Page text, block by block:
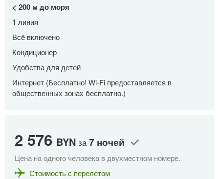
< 200 м до моря
1 линия
Всё включено
Кондиционер
Удобства для детей
Интернет (Бесплатно! Wi-Fi предоставляется в
общественных зонах бесплатно.)
2 576 BYN за7 ночей
Цена на одного человека в двухместном номере.
Стоимость с перелетом